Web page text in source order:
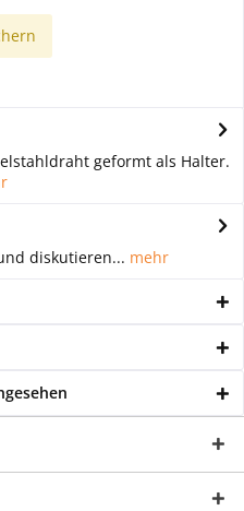
geformt als Halter.
diskutieren... mehr